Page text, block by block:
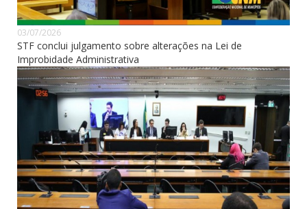
03/07/2026
STF conclui julgamento sobre alterações na Lei de
Improbidade Administrativa